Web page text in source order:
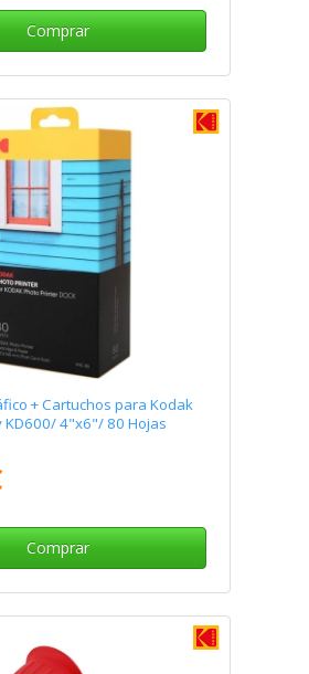
Comprar
+ Cartuchos para Kodak
KD600/ 4"x6"/ 80 Hojas
Comprar